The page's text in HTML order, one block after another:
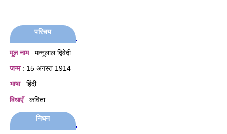
परिचय
मूल नाम: मन्नूलाल द्विवेदी
जन्म: 15 अगस्त 1914
भाषा: हिंदी
विधाएँ: कविता
निधन